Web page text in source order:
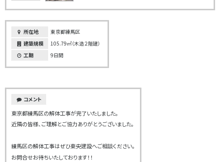
所在地
東京都練馬区
建築規模
105.79㎡（木造２階建）
工期
9日間
コメント
東京都練馬区の解体工事が完了いたしました。
近隣の皆様、ご理解とご協力ありがとうございました。
練馬区の解体工事はぜひ東央建設へご相談ください。
お問合せお待ちいたしております！！